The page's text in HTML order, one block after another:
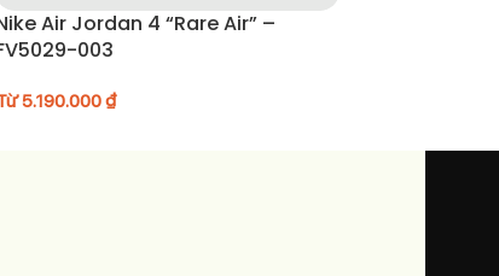
Air Jordan 4 “Rare Air” –
003
5.190.000₫